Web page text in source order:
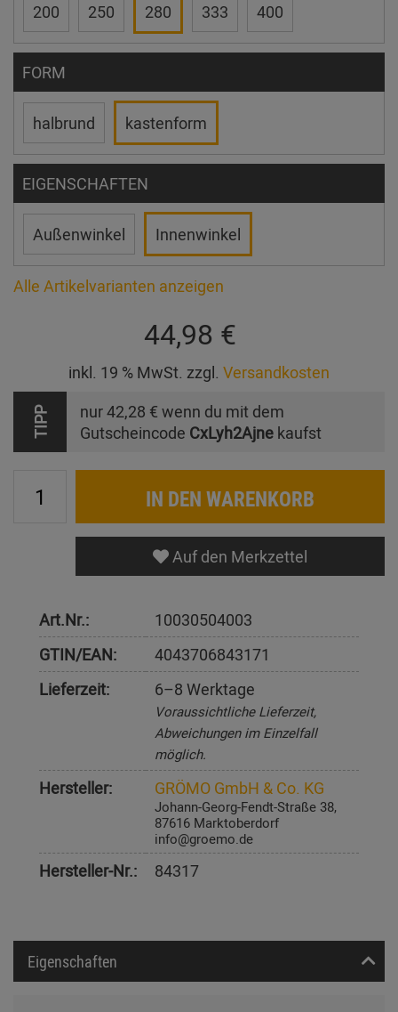
200 250 280 333 400
FORM
halbrund kastenform
EIGENSCHAFTEN
Außenwinkel Innenwinkel
Alle Artikelvarianten anzeigen
44,98 €
inkl. 19 % MwSt. zzgl. Versandkosten
TIPP nur42,28 € wenn du mit dem
Gutscheincode CxLyh2Ajne kaufst
IN DEN WARENKORB
Auf den Merkzettel
Art.Nr.:
10030504003
GTIN/EAN:
4043706843171
Lieferzeit:
6–8 Werktage
Voraussichtliche Lieferzeit,
Abweichungen im Einzelfall
möglich.
Hersteller: GRÖMO GmbH & Co. KG
Johann-Georg-Fendt-Straße 38,
87616 Marktoberdorf
info@groemo.de
Hersteller-Nr.: 84317
Eigenschaften